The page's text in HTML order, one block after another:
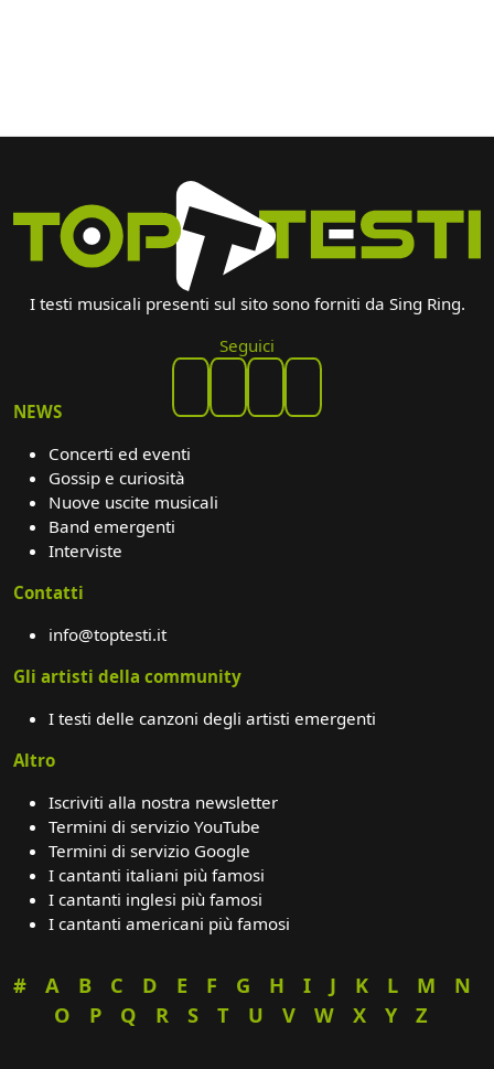
I testi musicali presenti sul sito sono forniti da Sing Ring.
Seguici
NEWS
Concerti ed eventi
Gossip e curiosità
Nuove uscite musicali
Band emergenti
Interviste
Contatti
info@toptesti.it
Gli artisti della community
I testi delle canzoni degli artisti emergenti
Altro
Iscriviti alla nostra newsletter
Termini di servizio YouTube
Termini di servizio Google
I cantanti italiani più famosi
I cantanti inglesi più famosi
I cantanti americani più famosi
# A B C D E F G H I J K L M
N
O
P Q R S T U V W X Y Z